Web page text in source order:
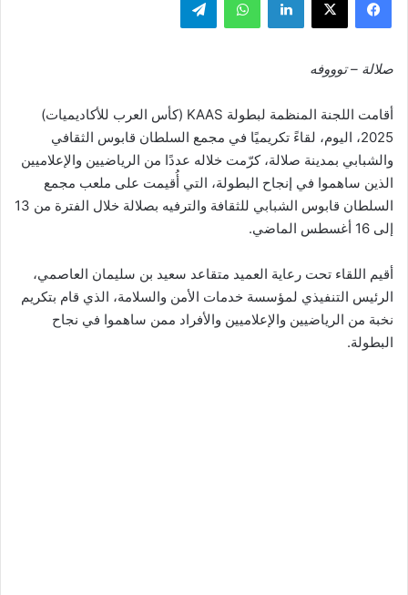
صلالة – توووفه
أقامت اللجنة المنظمة لبطولة KAAS (كأس العرب للأكاديميات)
2025، اليوم، لقاءً تكريميًا في مجمع السلطان قابوس الثقافي
والشبابي بمدينة صلالة، كرّمت خلاله عددًا من الرياضيين والإعلاميين
الذين ساهموا في إنجاح البطولة، التي أُقيمت على ملعب مجمع
السلطان قابوس الشبابي للثقافة والترفيه بصلالة خلال الفترة من 13
إلى 16 أغسطس الماضي.
أقيم اللقاء تحت رعاية العميد متقاعد سعيد بن سليمان العاصمي،
الرئيس التنفيذي لمؤسسة خدمات الأمن والسلامة، الذي قام بتكريم
نخبة من الرياضيين والإعلاميين والأفراد ممن ساهموا في نجاح
البطولة.